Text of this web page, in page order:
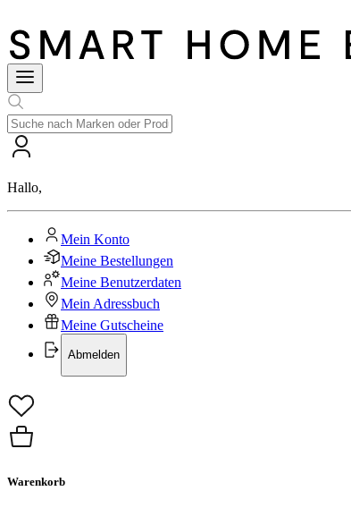
Hallo,
Mein Konto
Meine Bestellungen
Meine Benutzerdaten
Mein Adressbuch
Meine Gutscheine
Abmelden
Warenkorb